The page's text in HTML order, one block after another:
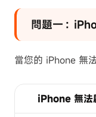
問題一：
當您的 iPhone 無
iPhone 無法